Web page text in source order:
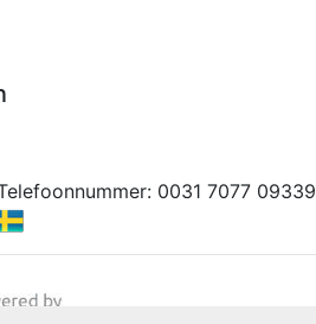
0031 7077 09339